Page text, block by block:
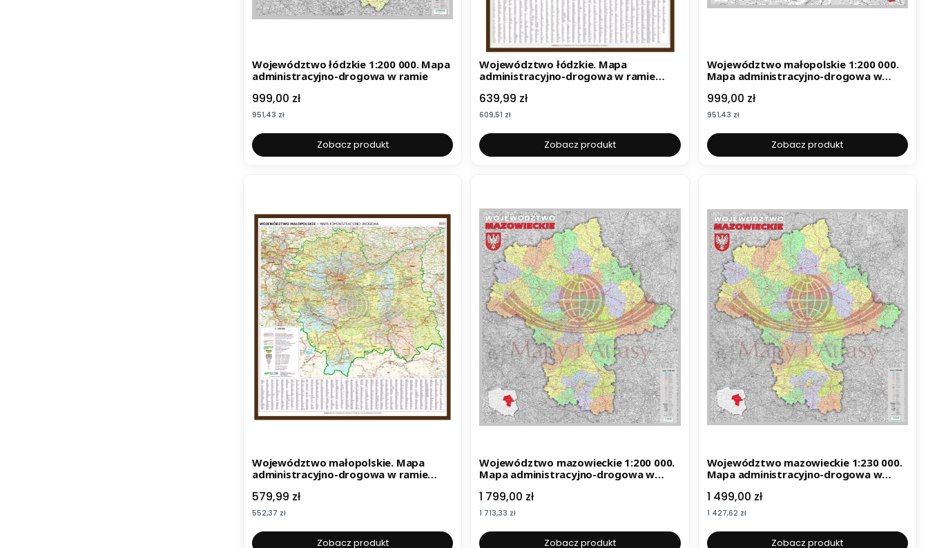
Województwo łódzkie 1:200 000. Mapa
administracyjno-drogowa w ramie
Cena
999,00 zł
Cena
951,43 zł
Zobacz produkt
Województwo łódzkie. Mapa
administracyjno-drogowa w ramie
Cena
639,99 zł
Cena
609,51 zł
Zobacz produkt
Województwo małopolskie 1:200 000.
Mapa administracyjno-drogowa w
Cena
999,00 zł
Cena
951,43 zł
Zobacz produkt
Województwo małopolskie. Mapa
administracyjno-drogowa w ramie
Cena
579,99 zł
Cena
552,37 zł
Zobacz produkt
Województwo mazowieckie 1:200 000.
Mapa administracyjno-drogowa w
Cena
1 799,00 zł
Cena
1 713,33 zł
Zobacz produkt
Województwo mazowieckie 1:230 000.
Mapa administracyjno-drogowa w
Cena
1 499,00 zł
Cena
1 427,62 zł
Zobacz produkt